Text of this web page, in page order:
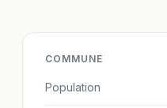
COMMUNE
Population